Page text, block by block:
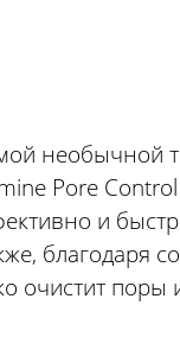
необычной
Pore
и
благодаря
очистит поры